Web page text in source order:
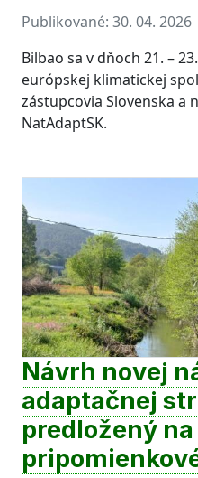
Publikované: 30. 04. 2026
Bilbao sa v dňoch 21. –
európskej klimatickej
zástupcovia Slovenska a
NatAdaptSK.
Návrh novej
adaptačnej
predložený